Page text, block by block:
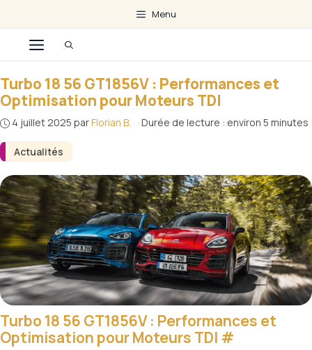
au
contenu
Menu
Menu
Actualités
Turbo 18 56 GT1856V : Performances et
Optimisation pour Moteurs TDI
4 juillet 2025 parFlorian B. · Durée de lecture : environ 5 minutes
Turbo 18 56 GT1856V : Performances et
Optimisation pour Moteurs TDI #